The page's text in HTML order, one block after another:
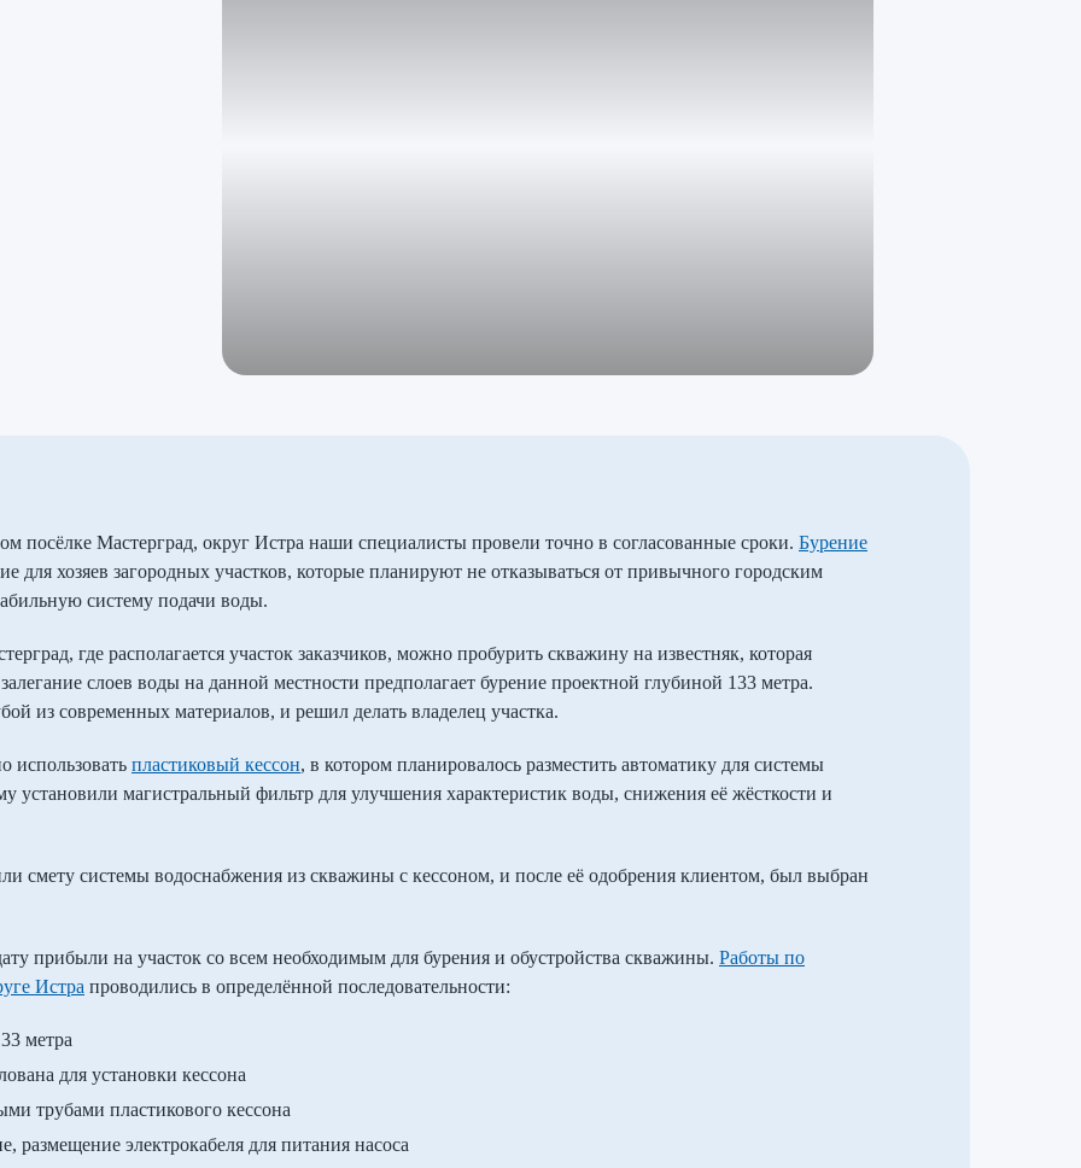
посёлке Мастерград, округ Истра наши специалисты провели точно в согласованные сроки. Бурение
для хозяев загородных участков, которые планируют не отказываться от привычного городским
систему подачи воды.
где располагается участок заказчиков, можно пробурить скважину на известняк, которая
слоев воды на данной местности предполагает бурение проектной глубиной 133 метра.
из современных материалов, и решил делать владелец участка.
использовать пластиковый кессон, в котором планировалось разместить автоматику для системы
установили магистральный фильтр для улучшения характеристик воды, снижения её жёсткости и
смету системы водоснабжения из скважины с кессоном, и после её одобрения клиентом, был выбран
прибыли на участок со всем необходимым для бурения и обустройства скважины. Работы по
Истра проводились в определённой последовательности:
метра
для установки кессона
трубами пластикового кессона
электрокабеля для питания насоса